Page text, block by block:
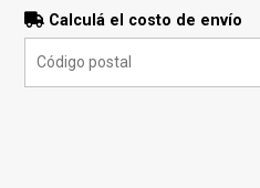
Calculá el costo de envío